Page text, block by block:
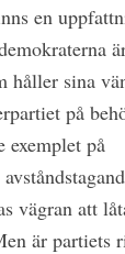
en
håller sina
på
exemplet på
vägran att
är partiets